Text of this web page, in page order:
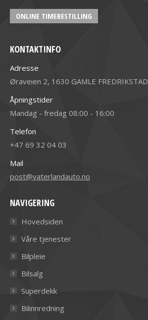
ONLINE TIMEBESTILLING
KONTAKTINFO
Adresse
Øraveien 2, 1630 GAMLE FREDRIKSTAD
Åpningstider
Mandag - fredag 08:00 - 16:00
Telefon
+47 69 32 04 03
Mail
post@vaterlandauto.no
NAVIGERING
Hovedsiden
Våre tjenester
Bilpleie
Bilsalg
Superdekk
Bilinnredning